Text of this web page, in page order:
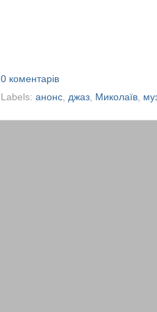
0 коментарів
Labels: анонс, джаз, Миколаїв,